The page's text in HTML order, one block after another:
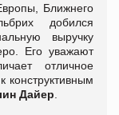
Ближнего
добился
выручку
Его уважают
отличное
конструктивным
Дайер